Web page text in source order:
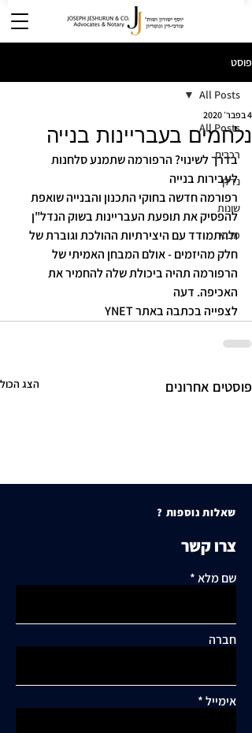
פוסט
All Posts
רכבים
נדלן
שונות
מבוא
All Posts
נלחמים בעבריינות בנייה
4 בפבר׳ 2020
בדרך לשינוי? הרפורמה שתמנע סלחנות
לעבירות בנייה
רפורמה חדשה בחוקי התכנון והבנייה שואפת
להפסיק את תופעת העבריינות בשוק הנדל"ן
ולהתמודד עם היצירתיות ההולכת וגוברת של
חלק מהיזמים - אולם המבחן האמיתי של
הרפורמה תהיה ביכולת שלה להחמיר את
האכיפה. דעה
לצפייה בכתבה באתר YNET
פוסטים אחרונים הצג הכול
תגובות
שאלות נוספות ?
צרו קשר
שם מלא
חברה
אימייל